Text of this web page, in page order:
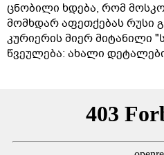
ცნობილი ხდება, რომ
მომხდარ აფეთქებას რუსი
კურიერის მიერ მიტანილი
წვეულება: ახალი